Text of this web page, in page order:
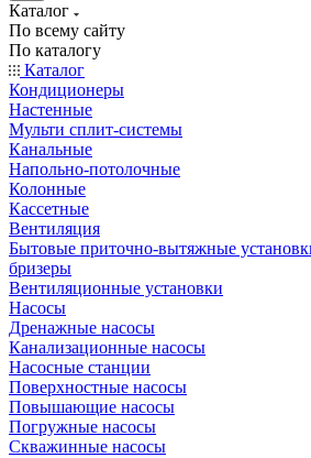
Каталог
По всему сайту
По каталогу
Каталог
Кондиционеры
Настенные
Мульти сплит-системы
Канальные
Напольно-потолочные
Колонные
Кассетные
Вентиляция
Бытовые приточно-вытяжные
бризеры
Вентиляционные установки
Насосы
Дренажные насосы
Канализационные насосы
Насосные станции
Поверхностные насосы
Повышающие насосы
Погружные насосы
Скважинные насосы